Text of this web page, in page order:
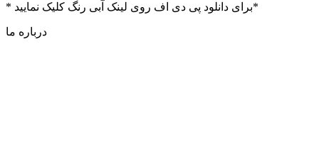
* برای دانلود پی دی اف روی لینک آبی رنگ کلیک نمایید*
درباره ما